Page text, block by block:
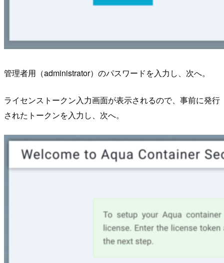
管理者用（administrator）のパスワードを入力し、次へ。
ライセンストークン入力画面が表示されるので、事前に発行
されたトークンを入力し、次へ。